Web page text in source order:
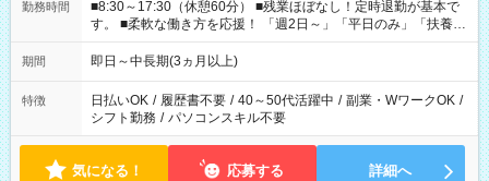
勤務時間
■8:30～17:30（休憩60分） ■残業ほぼなし！定時退勤が基本で
す。 ■柔軟な働き方を応援！ 「週2日～」「平日のみ」「扶養内
勤務」など、あなたの生活に合わせた相談が可能。 無理な連勤
もありませんので、自分のペースを大切にしながら、長く安心
保できるため、主婦（夫）の方も無理なく続けていただけま
す。
期間 即日～中長期(3ヵ月以上)
特徴 日払いOK / 履歴書不要 / 40～50代活躍中 / 副業・WワークOK /
シフト勤務 / パソコンスキル不要
気になる！ 応募する 詳細へ